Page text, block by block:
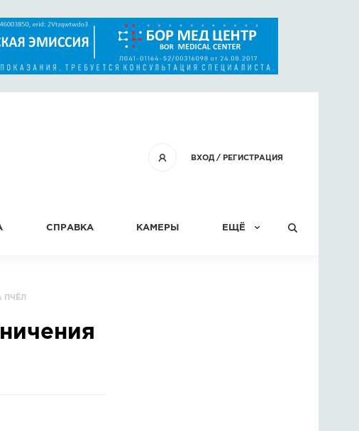
ВХОД/ РЕГИСТРАЦИЯ
СПРАВКА КАМЕРЫ ЕЩЁ
ПЧЁЛ